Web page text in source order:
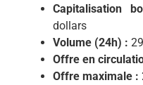
Capitalisation
dollars
Volume (24h) :
Offre en
Offre maximale :